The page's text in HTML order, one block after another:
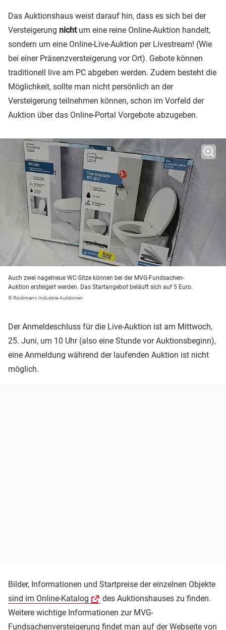
Das Auktionshaus weist darauf hin, dass es sich bei der
Versteigerung nichtum eine reine Online-Auktion handelt,
sondern um eine Online-Live-Auktion per Livestream! (Wie
bei einer Präsenzversteigerung vor Ort). Gebote können
traditionell live am PC abgeben werden. Zudem besteht die
Möglichkeit, sollte man nicht persönlich an der
Versteigerung teilnehmen können, schon im Vorfeld der
Auktion über das Online-Portal Vorgebote abzugeben.
Auch zwei nagelneue WC-Sitze können bei der MVG-Fundsachen-
Auktion ersteigert werden. Das Startangebot beläuft sich auf 5 Euro.
© Rockmann Industrie-Auktionen
Der Anmeldeschluss für die Live-Auktion ist am Mittwoch,
25. Juni, um 10 Uhr (also eine Stunde vor Auktionsbeginn),
eine Anmeldung während der laufenden Auktion ist nicht
möglich.
Bilder, Informationen und Startpreise der einzelnen Objekte
sind im Online-Katalog
des Auktionshauses zu finden.
Weitere wichtige Informationen zur MVG-
Fundsachenversteigerung findet man auf der Webseite von